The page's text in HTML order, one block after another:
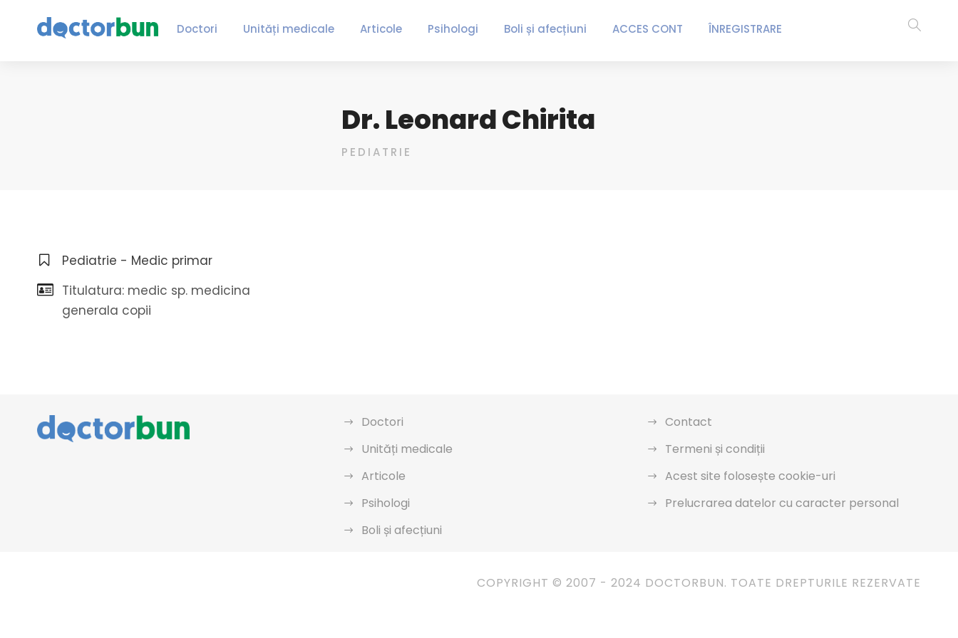
Doctori Unități medicale Articole Psihologi Boli și afecțiuni ACCES CONT ÎNREGISTRARE
Dr. Leonard Chirita
PEDIATRIE
Pediatrie - Medic primar
Titulatura: medic sp. medicina
generala copii
Doctori
Unități medicale
Articole
Psihologi
Boli și afecțiuni
Contact
Termeni și condiții
Acest site folosește cookie-uri
Prelucrarea datelor cu caracter personal
COPYRIGHT © 2007 - 2024 DOCTORBUN. TOATE DREPTURILE REZERVATE